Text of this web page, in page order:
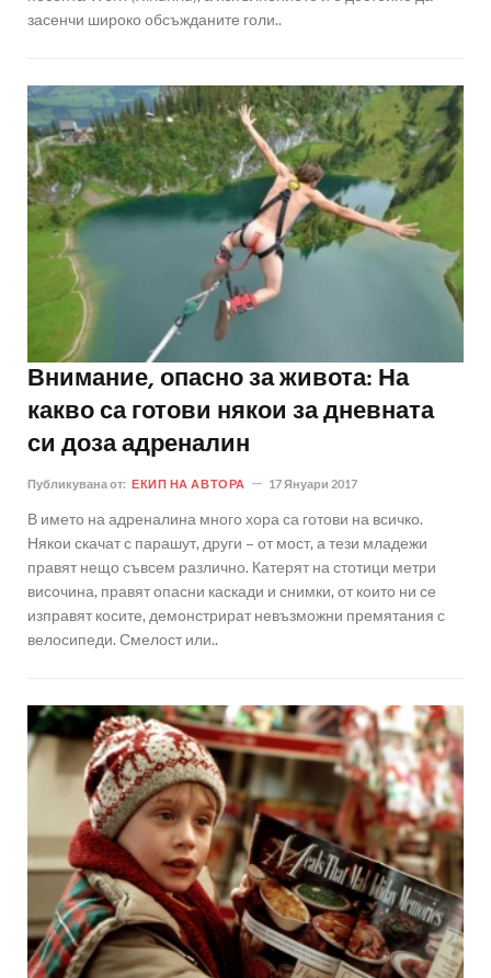
засенчи широко обсъжданите голи..
Внимание, опасно за живота: На
какво са готови някои за дневната
си доза адреналин
Публикувана от: ЕКИП НА АВТОРА 17 Януари 2017
В името на адреналина много хора са готови на всичко.
Някои скачат с парашут, други – от мост, а тези младежи
правят нещо съвсем различно. Катерят на стотици метри
височина, правят опасни каскади и снимки, от които ни се
изправят косите, демонстрират невъзможни премятания с
велосипеди. Смелост или..